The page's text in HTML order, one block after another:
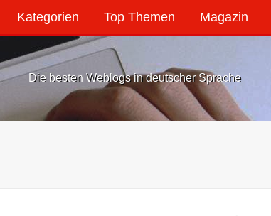
Kategorien Top Themen Magazin
Die besten Weblogs in deutscher Sprache